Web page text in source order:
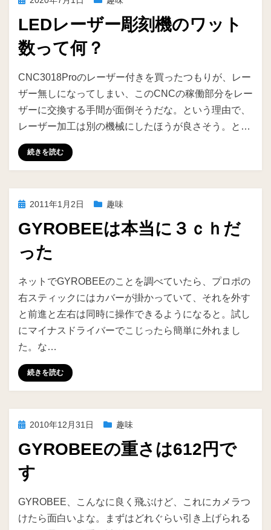
日:
LEDレーザー彫刻機のワット
数って何？
投稿者ike
CNC3018Proのレーザー付きを買ったつもりが、レー
ザー無しになってしまい、このCNCの稼働部分をレー
ザーに交換する手間が面倒そうだな。という理由で、
レーザー加工は別の機械にしたほうが良さそう。と…
続きを読む
投
日:
2011年1月2日 趣味
GYROBEEは本当に３ｃｈだ
った
投稿者ike
ネットでGYROBEEのことを調べていたら、プロポの
右スティックにはカバーが掛かっていて、それを外す
と前進と左右は同時に操作できるようになると。試し
にマイナスドライバーでこじったら簡単に外れまし
た。な…
続きを読む
投
日:
2010年12月31日 趣味
GYROBEEの重さは612円で
す
投稿者ike
GYROBEE、こんなに良く飛ぶけど、これにカメラつ
けたら面白いよな。まずはどれぐらい引き上げられる